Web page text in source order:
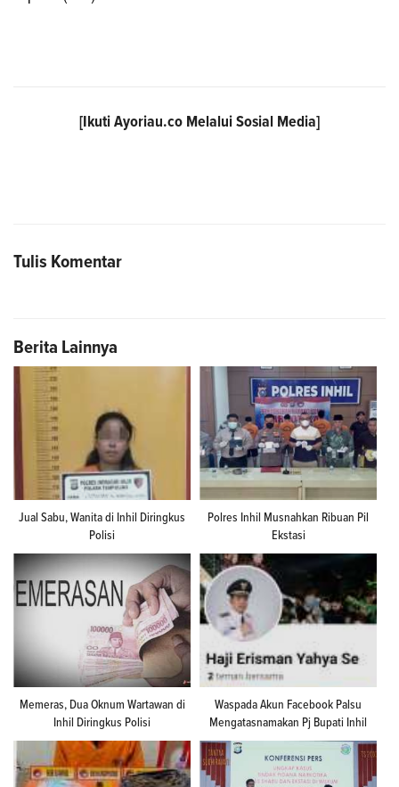
[Ikuti Ayoriau.co Melalui Sosial Media]
Tulis Komentar
Berita Lainnya
Jual Sabu, Wanita di Inhil Diringkus
Polisi
Polres Inhil Musnahkan Ribuan Pil
Ekstasi
Memeras, Dua Oknum Wartawan di
Inhil Diringkus Polisi
Waspada Akun Facebook Palsu
Mengatasnamakan Pj Bupati Inhil